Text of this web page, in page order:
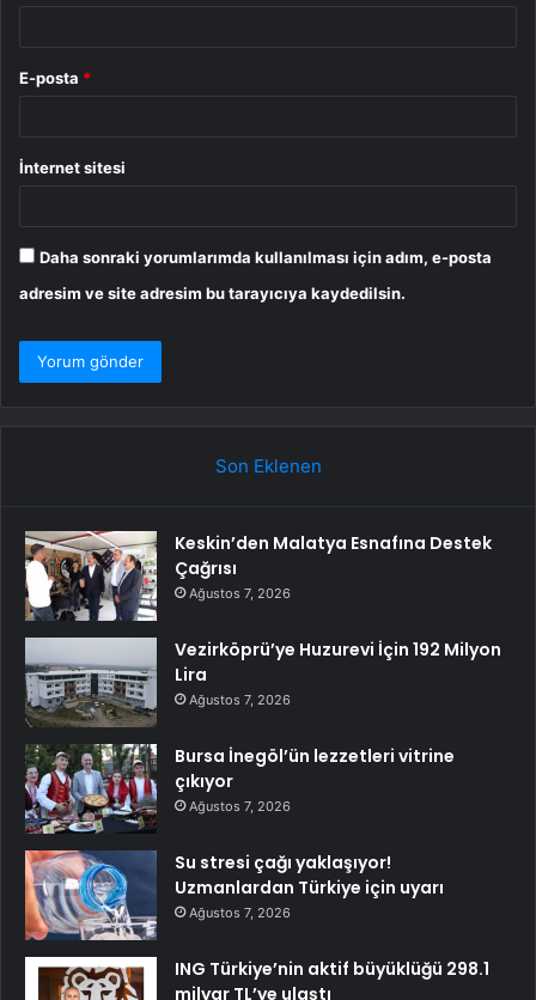
E-posta *
İnternet sitesi
Daha sonraki yorumlarımda kullanılması için adım, e-posta
adresim ve site adresim bu tarayıcıya kaydedilsin.
Son Eklenen
Keskin’den Malatya Esnafına Destek
Çağrısı
Ağustos 7, 2026
Vezirköprü’ye Huzurevi İçin 192 Milyon
Lira
Ağustos 7, 2026
Bursa İnegöl’ün lezzetleri vitrine
çıkıyor
Ağustos 7, 2026
Su stresi çağı yaklaşıyor!
Uzmanlardan Türkiye için uyarı
Ağustos 7, 2026
ING Türkiye’nin aktif büyüklüğü 298.1
milyar TL’ye ulaştı